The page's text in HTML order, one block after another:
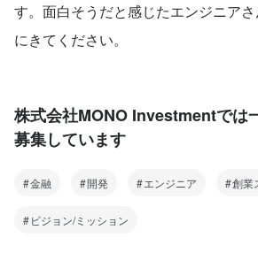
す。面白そうだと感じたエンジニア
にきてください。
株式会社MONO Investmentでは
募集しています
金融 開発 エンジニア 創業
ビジョン/ミッション